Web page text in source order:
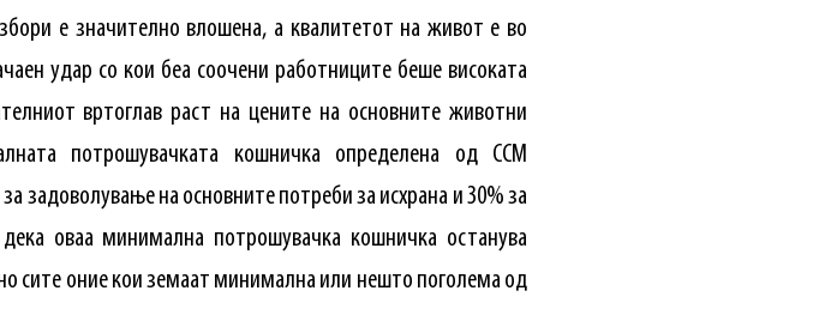
е значително влошена, а квалитетот на живот е во
удар со кои беа соочени работниците беше високата
вртоглав раст на цените на основните животни
потрошувачката кошничка определена од ССМ
задоволување на основните потреби за исхрана и 30% за
оваа минимална потрошувачка кошничка останува
сите оние кои земаат минимална или нешто поголема од